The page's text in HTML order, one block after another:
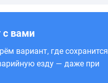
с вами
вариант, где сохранится
езду — даже при